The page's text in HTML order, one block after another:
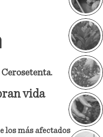
vida
los más afectados